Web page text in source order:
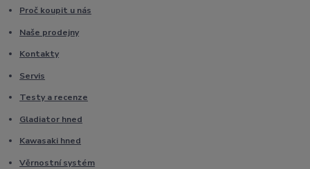
Proč koupit u nás
Naše prodejny
Kontakty
Servis
Testy a recenze
Gladiator hned
Kawasaki hned
Věrnostní systém